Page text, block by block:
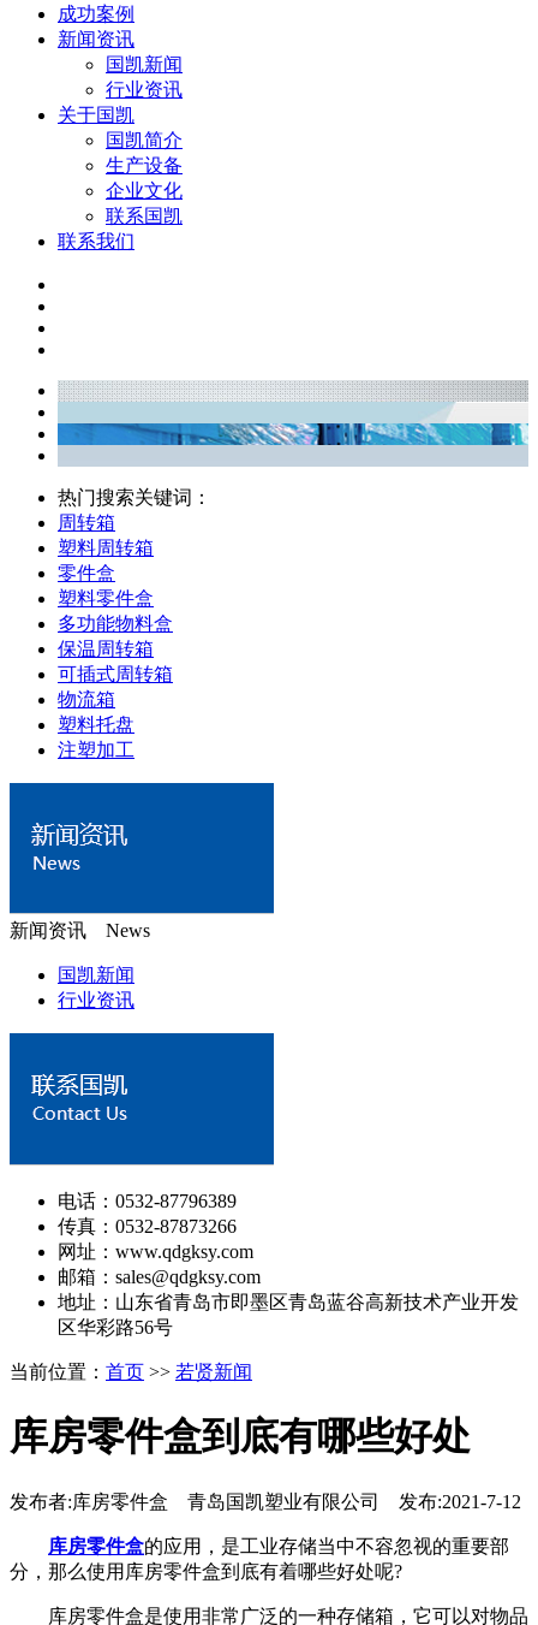
成功案例
新闻资讯
国凯新闻
行业资讯
关于国凯
国凯简介
生产设备
企业文化
联系国凯
联系我们
热门搜索关键词：
周转箱
塑料周转箱
零件盒
塑料零件盒
多功能物料盒
保温周转箱
可插式周转箱
物流箱
塑料托盘
注塑加工
新闻资讯 News
国凯新闻
行业资讯
电话：0532-87796389
传真：0532-87873266
网址：www.qdgksy.com
邮箱：sales@qdgksy.com
地址：山东省青岛市即墨区青岛蓝谷高新技术产业开发
区华彩路56号
当前位置： 首页 >> 若贤新闻
库房零件盒到底有哪些好处
发布者:库房零件盒 青岛国凯塑业有限公司 发布:2021-7-12
库房零件盒的应用，是工业存储当中不容忽视的重要部
分，那么使用库房零件盒到底有着哪些好处呢?
库房零件盒是使用非常广泛的一种存储箱，它可以对物品